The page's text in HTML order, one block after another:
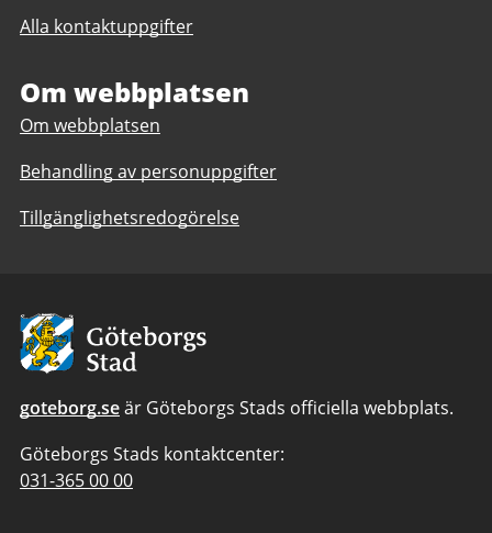
Statistik
och
Statistik
analys
Alla kontaktuppgifter
Om webbplatsen
Om webbplatsen
Behandling av personuppgifter
Tillgänglighetsredogörelse
Avsändare:
Göteborgs
Stad
goteborg.seär Göteborgs Stads officiella webbplats.
Göteborgs Stads kontaktcenter:
Telefonnummer
031-365 00 00